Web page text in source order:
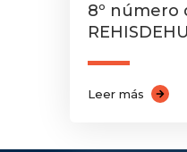
8º número
Leer más